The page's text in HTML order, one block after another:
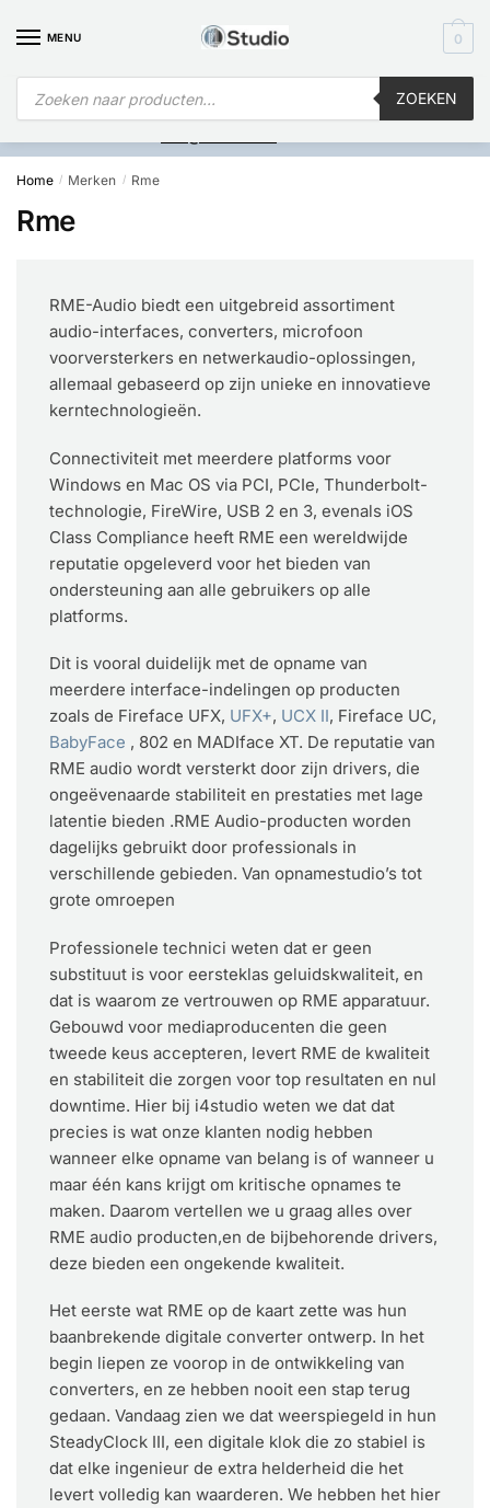
MENU
ZOEKEN
0
uw computer al over op Windows 11? Heeft u vragen stuur een
Home / Merken / Rme
Rme
RME-Audio biedt een uitgebreid assortiment
audio-interfaces, converters, microfoon
voorversterkers en netwerkaudio-oplossingen,
allemaal gebaseerd op zijn unieke en innovatieve
kerntechnologieën.
Connectiviteit met meerdere platforms voor
Windows en Mac OS via PCI, PCIe, Thunderbolt-
technologie, FireWire, USB 2 en 3, evenals iOS
Class Compliance heeft RME een wereldwijde
reputatie opgeleverd voor het bieden van
ondersteuning aan alle gebruikers op alle
platforms.
Dit is vooral duidelijk met de opname van
meerdere interface-indelingen op producten
zoals de Fireface UFX, UFX+, UCX II, Fireface UC,
BabyFace , 802 en MADIface XT. De reputatie van
RME audio wordt versterkt door zijn drivers, die
ongeëvenaarde stabiliteit en prestaties met lage
latentie bieden .RME Audio-producten worden
dagelijks gebruikt door professionals in
verschillende gebieden. Van opnamestudio’s tot
grote omroepen
Professionele technici weten dat er geen
substituut is voor eersteklas geluidskwaliteit, en
dat is waarom ze vertrouwen op RME apparatuur.
Gebouwd voor mediaproducenten die geen
tweede keus accepteren, levert RME de kwaliteit
en stabiliteit die zorgen voor top resultaten en nul
downtime. Hier bij i4studio weten we dat dat
precies is wat onze klanten nodig hebben
wanneer elke opname van belang is of wanneer u
maar één kans krijgt om kritische opnames te
maken. Daarom vertellen we u graag alles over
RME audio producten,en de bijbehorende drivers,
deze bieden een ongekende kwaliteit.
Het eerste wat RME op de kaart zette was hun
baanbrekende digitale converter ontwerp. In het
begin liepen ze voorop in de ontwikkeling van
converters, en ze hebben nooit een stap terug
gedaan. Vandaag zien we dat weerspiegeld in hun
SteadyClock III, een digitale klok die zo stabiel is
dat elke ingenieur de extra helderheid die het
levert volledig kan waarderen. We hebben het hier